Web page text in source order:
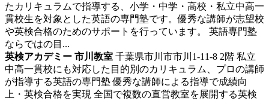
たカリキュラムで指導する、小学・中学・高校・私立中高一
貫校生を対象とした英語の専門塾です。優秀な講師が志望校
や英検合格のためのサポートを行っています。 英語専門塾
ならではの目...
英検アカデミー 市川教室 千葉県市川市市川1-11-8 2階 私立
中高一貫校にも対応した目的別のカリキュラム、プロの講師
が指導する英語の専門塾 優秀な講師による指導で成績向
上・英検合格を実現 全国で複数の直営教室を展開する英検